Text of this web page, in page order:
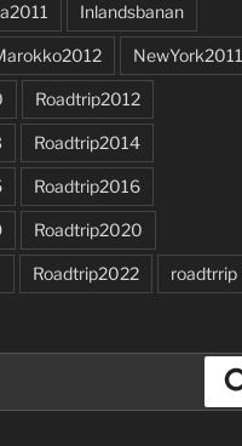
Inlandsbanan
NewYork2011
Roadtrip2012
Roadtrip2014
Roadtrip2016
Roadtrip2020
Roadtrip2022 roadtrrip